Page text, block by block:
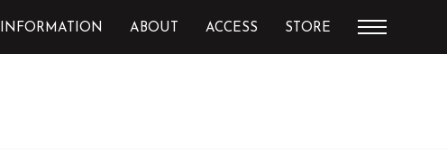
INFORMATION ABOUT ACCESS STORE